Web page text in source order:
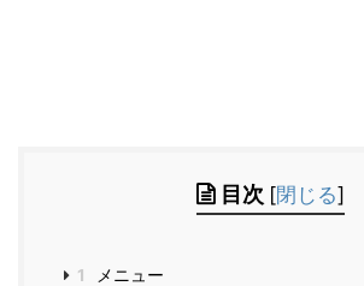
目次 [閉じる]
1 メニュー